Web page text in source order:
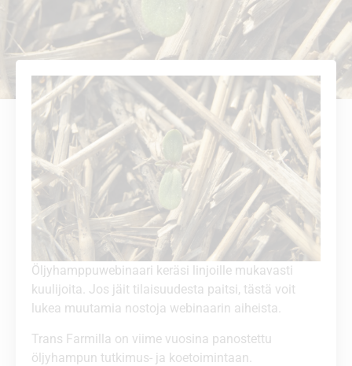
Öljyhamppuwebinaari keräsi linjoille mukavasti
kuulijoita. Jos jäit tilaisuudesta paitsi, tästä voit
lukea muutamia nostoja webinaarin aiheista.
Trans Farmilla on viime vuosina panostettu
öljyhampun tutkimus- ja koetoimintaan.